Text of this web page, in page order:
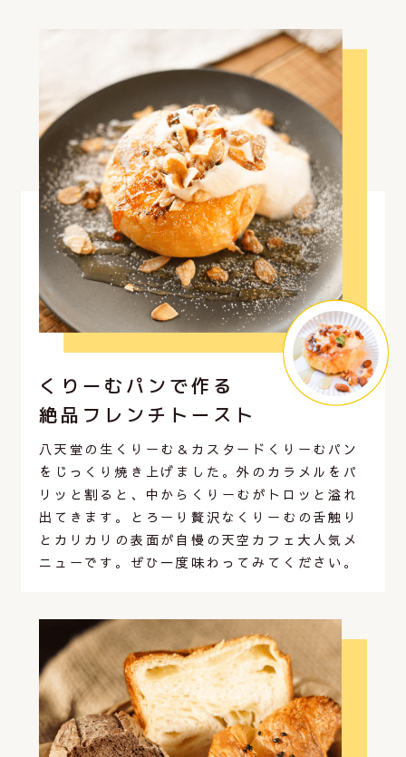
くりーむパンで作る
絶品フレンチトースト
八天堂の生くりーむ＆カスタードくりーむパン
をじっくり焼き上げました。外のカラメルをパ
リッと割ると、中からくりーむがトロッと溢れ
出てきます。とろーり贅沢なくりーむの舌触り
とカリカリの表面が自慢の天空カフェ大人気メ
ニューです。ぜひ一度味わってみてください。